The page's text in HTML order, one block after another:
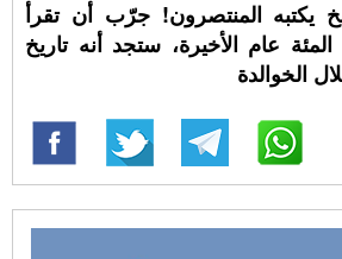
يكتبه المنتصرون! جرّب أن تقرأ
عام الأخيرة، ستجد أنه تاريخ
الخوالدة